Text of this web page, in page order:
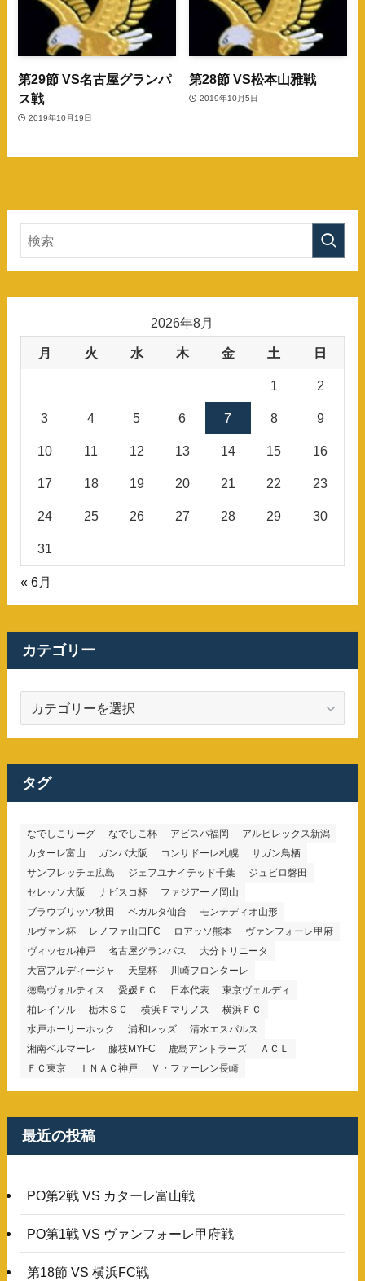
第29節 VS名古屋グランパ
ス戦
2019年10月19日
第28節 VS松本山雅戦
2019年10月5日
2026年8月
月 火 水 木 金 土 日
1 2
3 4 5 6 7 8 9
10 11 12 13 14 15 16
17 18 19 20 21 22 23
24 25 26 27 28 29 30
31
« 6月
カテゴリー
ゴ
リ
ー
タグ
なでしこリーグ なでしこ杯 アビスパ福岡
アルビレックス新潟
カターレ富山
ガンバ大阪 コンサドーレ札幌
サガン鳥栖
サンフレッチェ広島
ジェフユナイテッド千葉
ジュビロ磐田
セレッソ大阪
ナビスコ杯
ファジアーノ岡山
ブラウブリッツ秋田
ベガルタ仙台
モンテディオ山形
ルヴァン杯
レノファ山口FC ロアッソ熊本
ヴァンフォーレ甲府
ヴィッセル神戸
名古屋グランパス
大分トリニータ
大宮アルディージャ
天皇杯
川崎フロンターレ
徳島ヴォルティス
愛媛ＦＣ 日本代表
東京ヴェルディ
柏レイソル
栃木ＳＣ 横浜Ｆマリノス
横浜ＦＣ
水戸ホーリーホック
浦和レッズ
清水エスパルス
湘南ベルマーレ
藤枝MYFC 鹿島アントラーズ
ＡＣＬ
ＦＣ東京
ＩＮＡＣ神戸 Ｖ・ファーレン長崎
最近の投稿
PO第2戦 VS カターレ富山戦
PO第1戦 VS ヴァンフォーレ甲府戦
第18節 VS 横浜FC戦